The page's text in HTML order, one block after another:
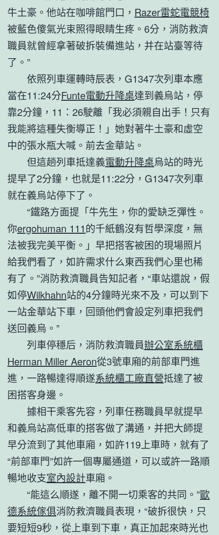
牛土豪。他站在咖啡館門口， Razer雷蛇電競椅
被藍色傻氣光束照得眼睛生疼。6分，消防救濟
職員就曾經拿著破拆裝備進站，并在站臺等待
了。”
依照列車運轉時辰表，G1347次列車本應
當在11:24分Funte電動升降桌達到義烏站，停
靠2分鐘，11：26駛離「我必須親自出手！只有
我能將這種失衡導正！」她對著牛土豪和虛空
中的張水瓶大喊。前去金華站。
但這趟列車抵達義電動升降桌烏站的時光
提早了2分鐘，也就是11:22分，G1347次列車
就在義烏站停下了。
“鐵路方面提「牛先生，你的愛缺乏彈性。
你ergohuman 111的千紙鶴沒有哲學深度，無
法被我完美平衡。」早把搭客被困的現場照片
給我們看了，如許需求什么東西我們心里也稀
有了。”消防救濟職員告知記者，“車站還說，假
如停Wilkhahn站的4分鐘時光來不及，可以到下
一站金華站下車，回頭他們會設定列車把我們
送回義烏。”
列車停穩后，消防救濟職員辦公室系統櫃
Herman Miller Aeron從3號車廂的前部車門進
進，一路暢達得順遂系統櫃工廠直營抵達了被
困搭客身邊。
據相干乘客先容，列車任務職員早就提早
和義烏站高低車的搭客做了溝通，并把大師提
早分流到了其他車廂，如許119上車時，就有了
“前部車門”如許一個專屬通道，可以或許一路順
暢地收支室內設計車廂。
“能這么順遂，離不開一切乘客的共同。”歐
德系統傢俱消防救濟職員表現，“破拆很快，只
要短短9秒，從上車到下車，真正加起來時光也